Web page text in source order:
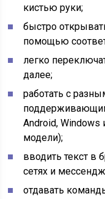
кистью руки;
быстро
помощью
легко
далее;
работать с
Android, Windows
модели);
вводить текст в
сетях и
отдавать